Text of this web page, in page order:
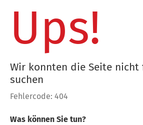
Ups!
Wir konnten die Seite nicht
suchen
Fehlercode: 404
Was können Sie tun?